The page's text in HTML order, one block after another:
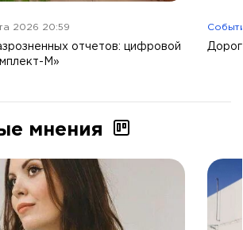
2026 20:59
отчетов: цифровой
М»
мнения